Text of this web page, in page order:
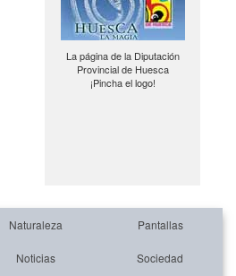
La página de la Diputación
Provincial de Huesca
¡Pincha el logo!
Naturaleza Pantallas
Noticias Sociedad